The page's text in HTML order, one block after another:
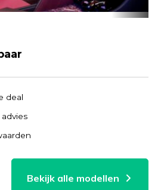
Bekijk alle modellen
deal